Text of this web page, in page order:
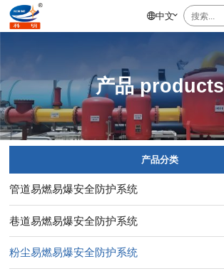
中文
产品 products
产品分类
管道易燃易爆安全防护系统
巷道易燃易爆安全防护系统
粉尘易燃易爆安全防护系统